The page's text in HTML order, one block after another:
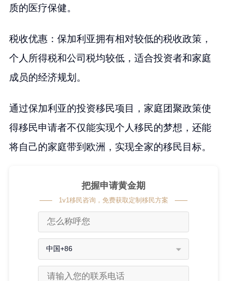
质的医疗保健。
税收优惠：保加利亚拥有相对较低的税收政策，
个人所得税和公司税均较低，适合投资者和家庭
成员的经济规划。
通过保加利亚的投资移民项目，家庭团聚政策使
得移民申请者不仅能实现个人移民的梦想，还能
将自己的家庭带到欧洲，实现全家的移民目标。
把握申请黄金期
1v1移民咨询，免费获取定制移民方案
中国+86